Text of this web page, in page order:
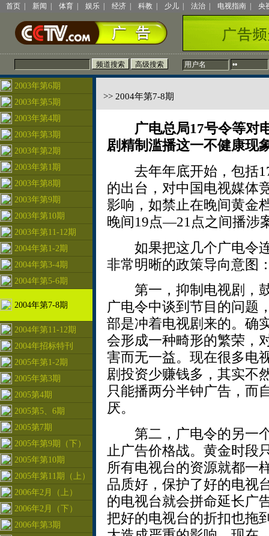
首页 新闻 体育 娱乐 经济 科教 少儿 法治 电视指南 央
2003年第6期
2003年第5期
2003年第4期
2003年第3期
2003年第2期
2003年第1期
2003年第8期
2003年第9期
2003年第10期
2003年第11-12期
2004年第1-2期
2004年第3-4期
2004年第5-6期
2004年第7-8期
2004年第11-12期
2004年招标特刊
2005年第1-2期
2005年第3期
2005第4期
2005第5、6期
2005第7期
2005年第9期（下）
2005年第10期
2005年第11期（上）
2006年2月（上）
2006年2月（下）
2006年第3期
>> 2004年第7-8期
广电总局17号令等对
剧精制滥播这一不健康现
去年年底开始，包括17
的出台，对中国电视媒体
影响，如禁止在晚间黄金
晚间19点—21点之间播涉
如果把这几个广电令连
非常明晰的政策导向意图
第一，抑制电视剧，鼓
广电令中谈到节目的问题
部是冲着电视剧来的。确
会形成一种畸形的繁荣，
害而无一益。现在很多电
剧投资少赚钱多，其实不
只能播两分半钟广告，而
厌。
第二，广电令的另一个
止广告价格战。黄金时段
所有电视台的资源就都一
品质好，保护了好的电视
的电视台就会拼命延长广
把好的电视台的折扣也拖